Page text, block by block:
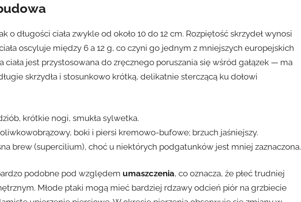
o długości ciała zwykle od około 10 do 12 cm. Rozpiętość skrzydeł wynosi
oscyluje między 6 a 12 g, co czyni go jednym z mniejszych europejskich
ciała jest przystosowana do zręcznego poruszania się wśród gałązek — ma
skrzydła i stosunkowo krótką, delikatnie sterczącą ku dołowi
krótkie nogi, smukła sylwetka.
boki i piersi kremowo-bufowe; brzuch jaśniejszy.
brew (supercilium), choć u niektórych podgatunków jest mniej zaznaczona.
podobne pod względem umaszczenia, co oznacza, że płeć trudniej
Młode ptaki mogą mieć bardziej rdzawy odcień piór na grzbiecie